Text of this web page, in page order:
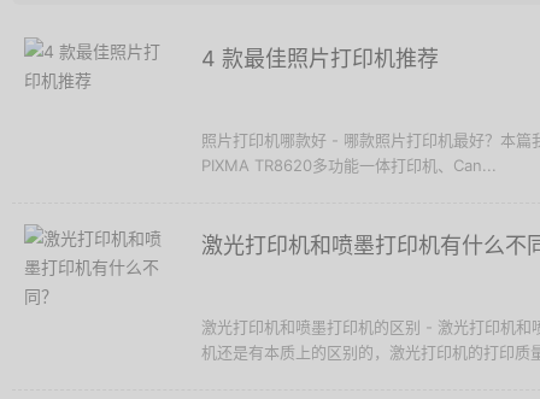
4 款最佳照片打印机推荐
照片打印机哪款好 - 哪款照片打印机最好？本
PIXMA TR8620多功能一体打印机、Can...
激光打印机和喷墨打印机有什么不
激光打印机和喷墨打印机的区别 - 激光打印机
机还是有本质上的区别的，激光打印机的打印质